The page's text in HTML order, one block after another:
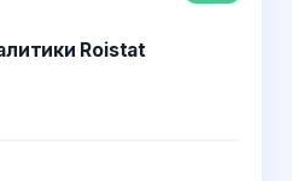
Roistat